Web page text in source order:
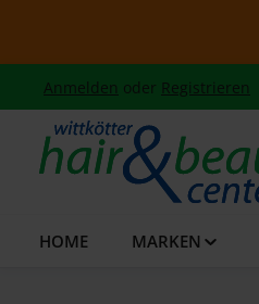
Anmelden oder Registrieren
HOME MARKEN